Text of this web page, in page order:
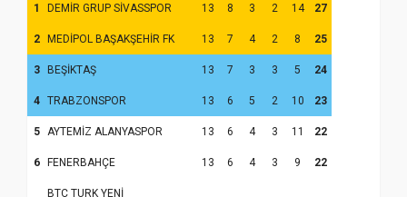
Samsun Atakum’da Yaz Kur’an Kursu
1 DEMİR GRUP SİVASSPOR 13 8 3 2 14 27
2 MEDİPOL BAŞAKŞEHİR FK 13 7 4 2 8 25
3 BEŞİKTAŞ 13 7 3 3 5 24
4 TRABZONSPOR 13 6 5 2 10 23
5 AYTEMİZ ALANYASPOR 13 6 4 3 11 22
6 FENERBAHÇE 13 6 4 3 9 22
BTC TURK YENİ